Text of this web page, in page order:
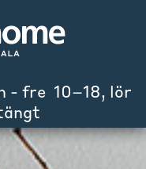
- fre  10–18, lör